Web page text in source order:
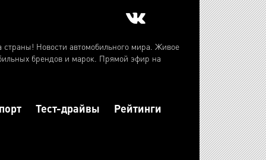
страны! Новости автомобильного мира. Живое
брендов и марок. Прямой эфир на
Тест-драйвы Рейтинги